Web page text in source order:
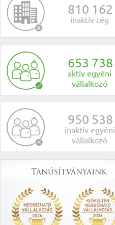
810 162
inaktív cég
653 738
aktív egyéni
vállalkozó
950 538
inaktív egyéni
vállalkozó
Tanúsítványaink